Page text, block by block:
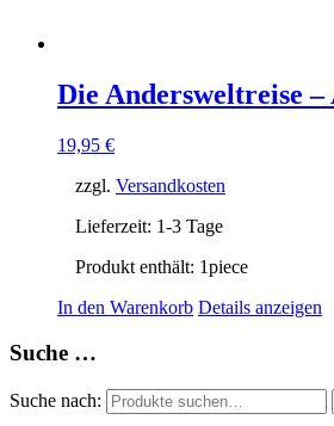
Die Andersweltreise
19,95 €
zzgl. Versandkosten
Lieferzeit: 1-3 Tage
Produkt enthält: 1piece
In den Warenkorb Details anzeigen
Suche …
Suche nach: